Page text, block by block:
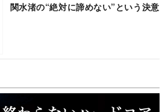
関水渚の“絶対に諦めない”という決意